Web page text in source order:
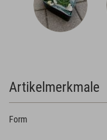
Artikelmerkmale
Form